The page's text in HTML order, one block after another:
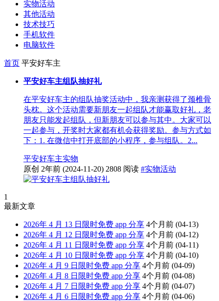
实物活动
其他活动
技术技巧
手机软件
电脑软件
首页 平安好车主
平安好车主组队抽好礼
在平安好车主的组队抽奖活动中，我亲测获得了颈椎骨
头枕。这个活动需要新朋友一起组队才能赢取好礼，老
朋友只能发起组队，但新朋友可以参与其中。大家可以
一起参与，开奖时大家都有机会获得奖励。参与方式如
下：1. 在微信中打开底部的小程序，参与组队。2...
平安好车主实物
原创 2年前 (2024-11-20) 2808 阅读 #实物活动
1
最新文章
2026年 4 月 13 日限时免费 app 分享 4个月前 (04-13)
2026年 4 月 12 日限时免费 app 分享 4个月前 (04-12)
2026年 4 月 11 日限时免费 app 分享 4个月前 (04-11)
2026年 4 月 10 日限时免费 app 分享 4个月前 (04-10)
2026年 4 月 9 日限时免费 app 分享 4个月前 (04-09)
2026年 4 月 8 日限时免费 app 分享 4个月前 (04-08)
2026年 4 月 7 日限时免费 app 分享 4个月前 (04-07)
2026年 4 月 6 日限时免费 app 分享 4个月前 (04-06)